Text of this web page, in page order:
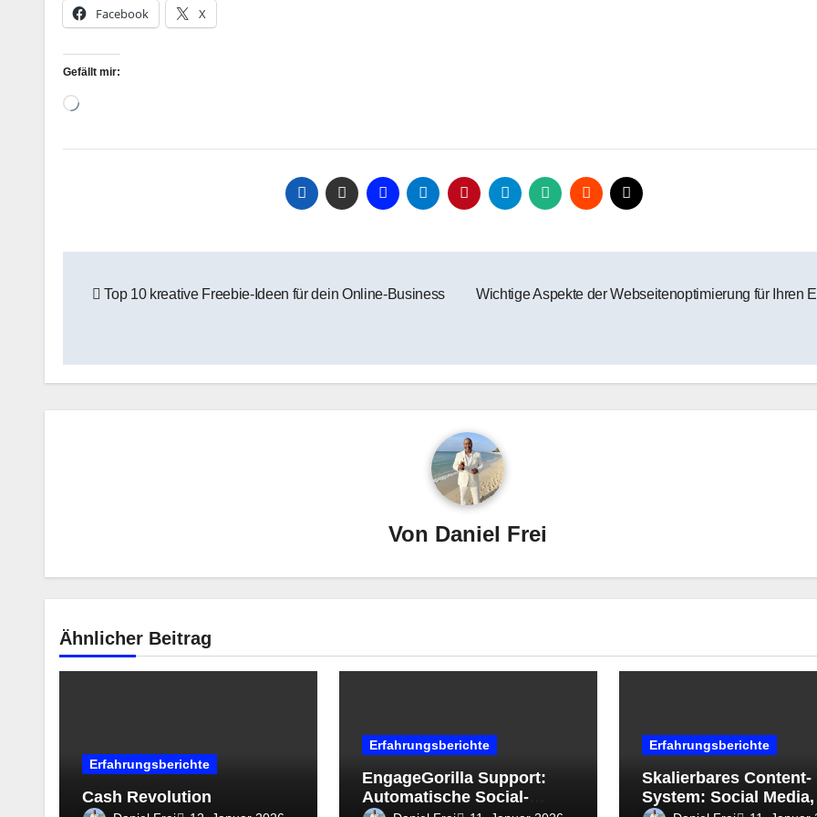
Facebook X
Gefällt mir:
Wird
Top 10 kreative Freebie-Ideen für dein Online-Business Wichtige Aspekte der Webseitenoptimierung für Ihren
Von Daniel Frei
Ähnlicher Beitrag
Erfahrungsberichte
Cash Revolution
Erfahrungsberichte
EngageGorilla Support:
Automatische Social-
Erfahrungsberichte
Skalierbares Content-
System: Social Media,